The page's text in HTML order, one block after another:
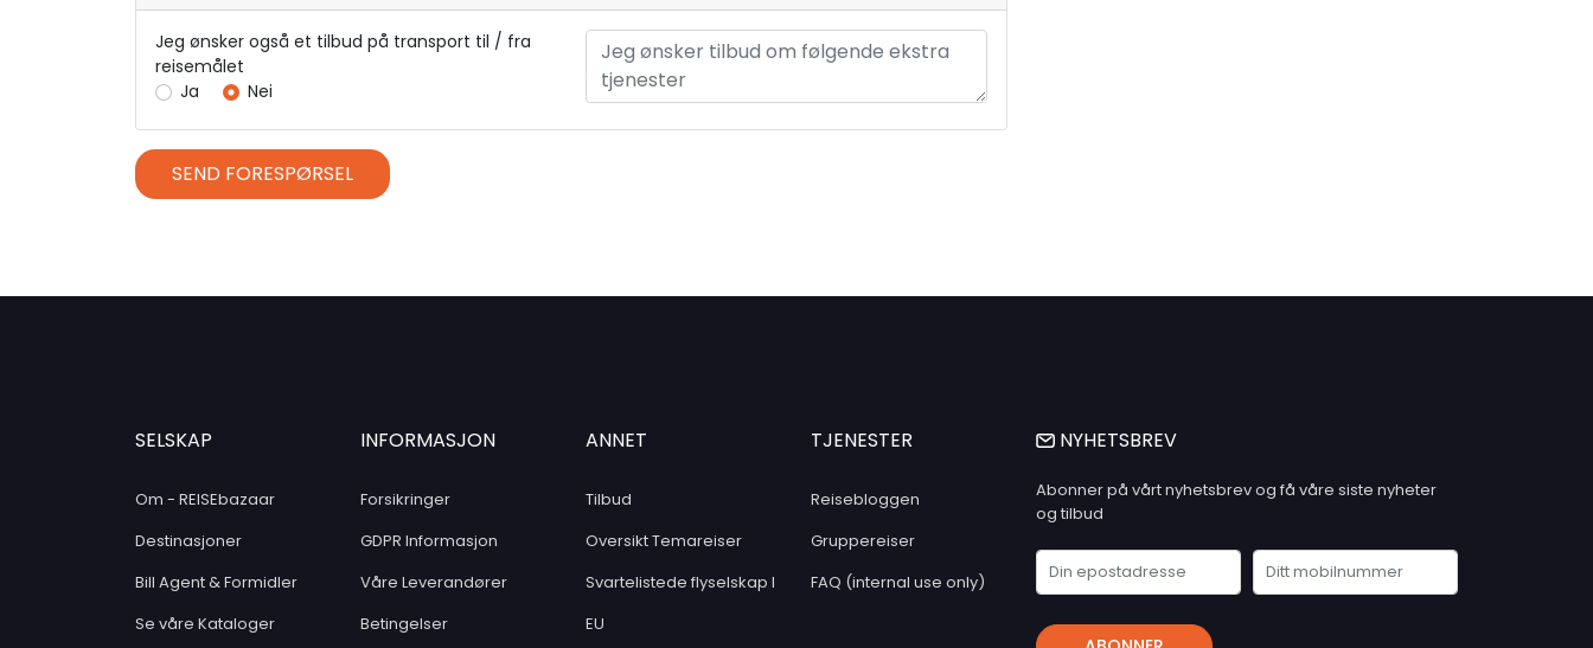
Jeg ønsker også et tilbud på transport til / fra
reisemålet
Ja
Nei
SEND FORESPØRSEL
SELSKAP
Om - REISEbazaar
Destinasjoner
Bill Agent & Formidler
Se våre Kataloger
INFORMASJON
Forsikringer
GDPR Informasjon
Våre Leverandører
Betingelser
ANNET
Tilbud
Oversikt Temareiser
Svartelistede flyselskap I
EU
TJENESTER
Reisebloggen
Gruppereiser
FAQ (internal use only)
NYHETSBREV
Abonner på vårt nyhetsbrev og få våre siste nyheter
og tilbud